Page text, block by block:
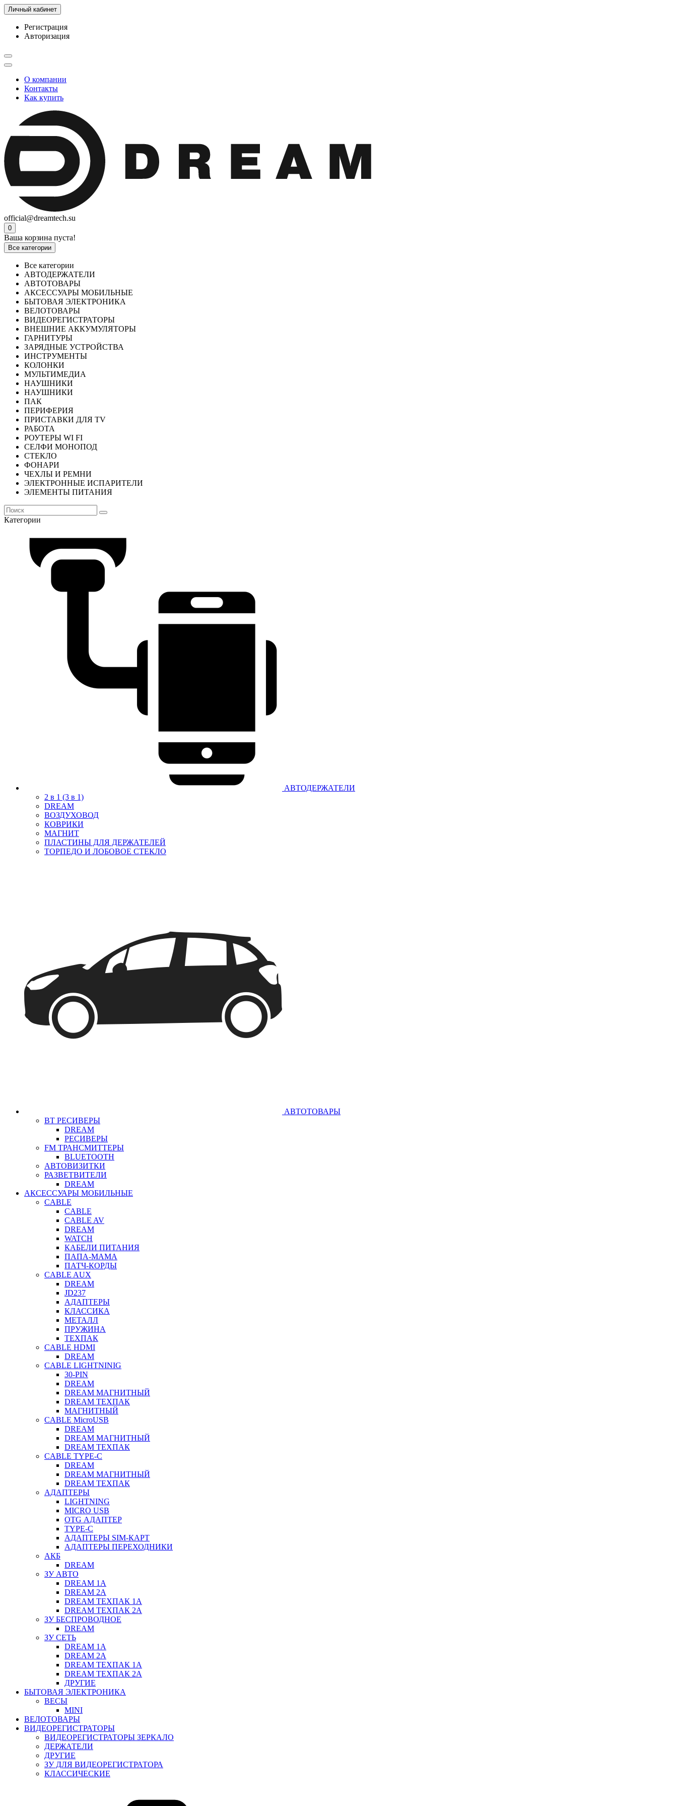
Личный кабинет
Регистрация
Авторизация
О компании
Контакты
Как купить
official@dreamtech.su
0
Ваша корзина пуста!
Все категории
Все категории
АВТОДЕРЖАТЕЛИ
АВТОТОВАРЫ
АКСЕССУАРЫ МОБИЛЬНЫЕ
БЫТОВАЯ ЭЛЕКТРОНИКА
ВЕЛОТОВАРЫ
ВИДЕОРЕГИСТРАТОРЫ
ВНЕШНИЕ АККУМУЛЯТОРЫ
ГАРНИТУРЫ
ЗАРЯДНЫЕ УСТРОЙСТВА
ИНСТРУМЕНТЫ
КОЛОНКИ
МУЛЬТИМЕДИА
НАУШНИКИ
НАУШНИКИ
ПАК
ПЕРИФЕРИЯ
ПРИСТАВКИ ДЛЯ TV
РАБОТА
РОУТЕРЫ WI FI
СЕЛФИ МОНОПОД
СТЕКЛО
ФОНАРИ
ЧЕХЛЫ И РЕМНИ
ЭЛЕКТРОННЫЕ ИСПАРИТЕЛИ
ЭЛЕМЕНТЫ ПИТАНИЯ
Категории
АВТОДЕРЖАТЕЛИ
2 в 1 (3 в 1)
DREAM
ВОЗДУХОВОД
КОВРИКИ
МАГНИТ
ПЛАСТИНЫ ДЛЯ ДЕРЖАТЕЛЕЙ
ТОРПЕДО И ЛОБОВОЕ СТЕКЛО
АВТОТОВАРЫ
BT РЕСИВЕРЫ
DREAM
РЕСИВЕРЫ
FM ТРАНСМИТТЕРЫ
BLUETOOTH
АВТОВИЗИТКИ
РАЗВЕТВИТЕЛИ
DREAM
АКСЕССУАРЫ МОБИЛЬНЫЕ
CABLE
CABLE
CABLE AV
DREAM
WATCH
КАБЕЛИ ПИТАНИЯ
ПАПА-МАМА
ПАТЧ-КОРДЫ
CABLE AUX
DREAM
JD237
АДАПТЕРЫ
КЛАССИКА
МЕТАЛЛ
ПРУЖИНА
ТЕХПАК
CABLE HDMI
DREAM
CABLE LIGHTNINIG
30-PIN
DREAM
DREAM МАГНИТНЫЙ
DREAM ТЕХПАК
МАГНИТНЫЙ
CABLE MicroUSB
DREAM
DREAM МАГНИТНЫЙ
DREAM ТЕХПАК
CABLE TYPE-C
DREAM
DREAM МАГНИТНЫЙ
DREAM ТЕХПАК
АДАПТЕРЫ
LIGHTNING
MICRO USB
OTG АДАПТЕР
TYPE-C
АДАПТЕРЫ SIM-КАРТ
АДАПТЕРЫ ПЕРЕХОДНИКИ
АКБ
DREAM
ЗУ АВТО
DREAM 1A
DREAM 2A
DREAM ТЕХПАК 1A
DREAM ТЕХПАК 2A
ЗУ БЕСПРОВОДНОЕ
DREAM
ЗУ СЕТЬ
DREAM 1A
DREAM 2A
DREAM ТЕХПАК 1A
DREAM ТЕХПАК 2A
ДРУГИЕ
БЫТОВАЯ ЭЛЕКТРОНИКА
ВЕСЫ
MINI
ВЕЛОТОВАРЫ
ВИДЕОРЕГИСТРАТОРЫ
ВИДЕОРЕГИСТРАТОРЫ ЗЕРКАЛО
ДЕРЖАТЕЛИ
ДРУГИЕ
ЗУ ДЛЯ ВИДЕОРЕГИСТРАТОРА
КЛАССИЧЕСКИЕ